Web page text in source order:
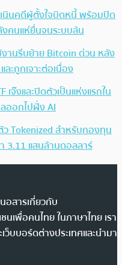
นินคดีผู้ตั้งใจบิดหนี้ พร้อมปิด
คนแห่ยื่นจนระบบล้น
งานรีบย้าย Bitcoin ด่วน หลัง
ะถูกเจาะต่อเนื่อง
เจ๊งและปิดตัวเป็นแห่งแรกใน
ออกไปฝั่ง AI
ว Tokenized สำหรับกองทุน
3.11 แสนล้านดอลลาร์
อสารเกี่ยวกับ
นเพื่อคนไทย ในภาษาไทย เรา
บบอร์ดต่างประเทศและนำมา